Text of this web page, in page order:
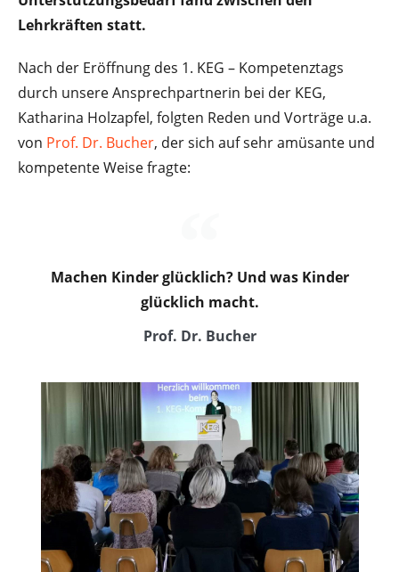
Lehrkräften statt.
Nach der Eröffnung des 1. KEG – Kompetenztags
durch unsere Ansprechpartnerin bei der KEG,
Katharina Holzapfel, folgten Reden und Vorträge u.a.
von Prof. Dr. Bucher, der sich auf sehr amüsante und
kompetente Weise fragte:
Machen Kinder glücklich? Und was Kinder
glücklich macht.
Prof. Dr. Bucher